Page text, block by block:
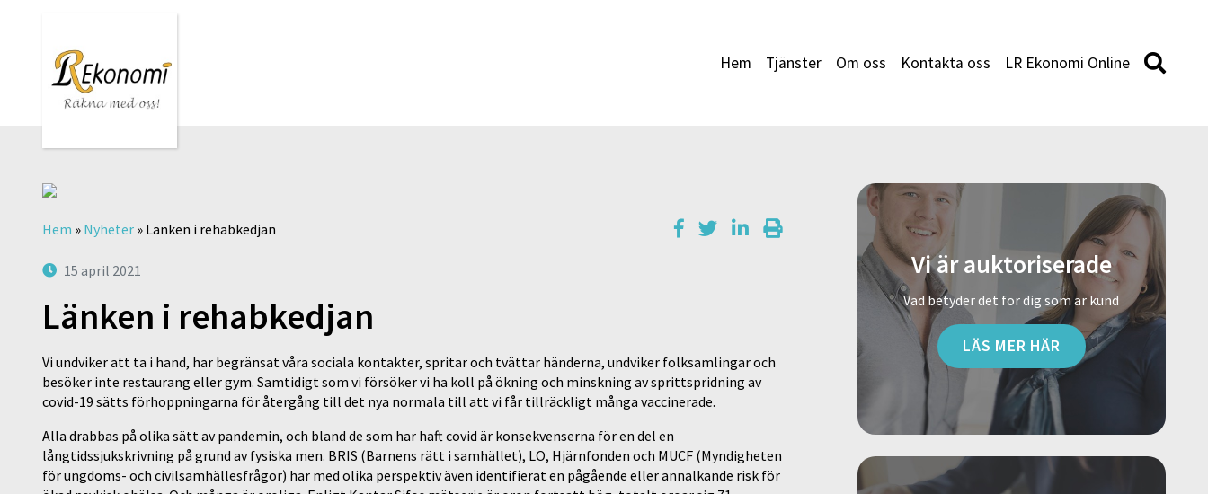
Hem Tjänster Om oss Kontakta oss LR Ekonomi Online
Hem » Nyheter » Länken i rehabkedjan
15 april 2021
Länken i rehabkedjan
Vi undviker att ta i hand, har begränsat våra sociala kontakter, spritar och tvättar händerna, undviker folksamlingar och
besöker inte restaurang eller gym. Samtidigt som vi försöker vi ha koll på ökning och minskning av sprittspridning av
covid-19 sätts förhoppningarna för återgång till det nya normala till att vi får tillräckligt många vaccinerade.
Alla drabbas på olika sätt av pandemin, och bland de som har haft covid är konsekvenserna för en del en
långtidssjukskrivning på grund av fysiska men. BRIS (Barnens rätt i samhället), LO, Hjärnfonden och MUCF (Myndigheten
för ungdoms- och civilsamhällesfrågor) har med olika perspektiv även identifierat en pågående eller annalkande risk för
Vi är auktoriserade
Vad betyder det för dig som är kund
LÄS MER HÄR